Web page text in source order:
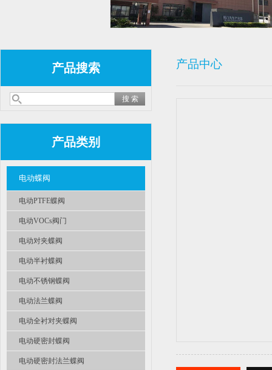
产品搜索
产品类别
电动蝶阀
电动PTFE蝶阀
电动VOCs阀门
电动对夹蝶阀
电动半衬蝶阀
电动不锈钢蝶阀
电动法兰蝶阀
电动全衬对夹蝶阀
电动硬密封蝶阀
电动硬密封法兰蝶阀
产品中心